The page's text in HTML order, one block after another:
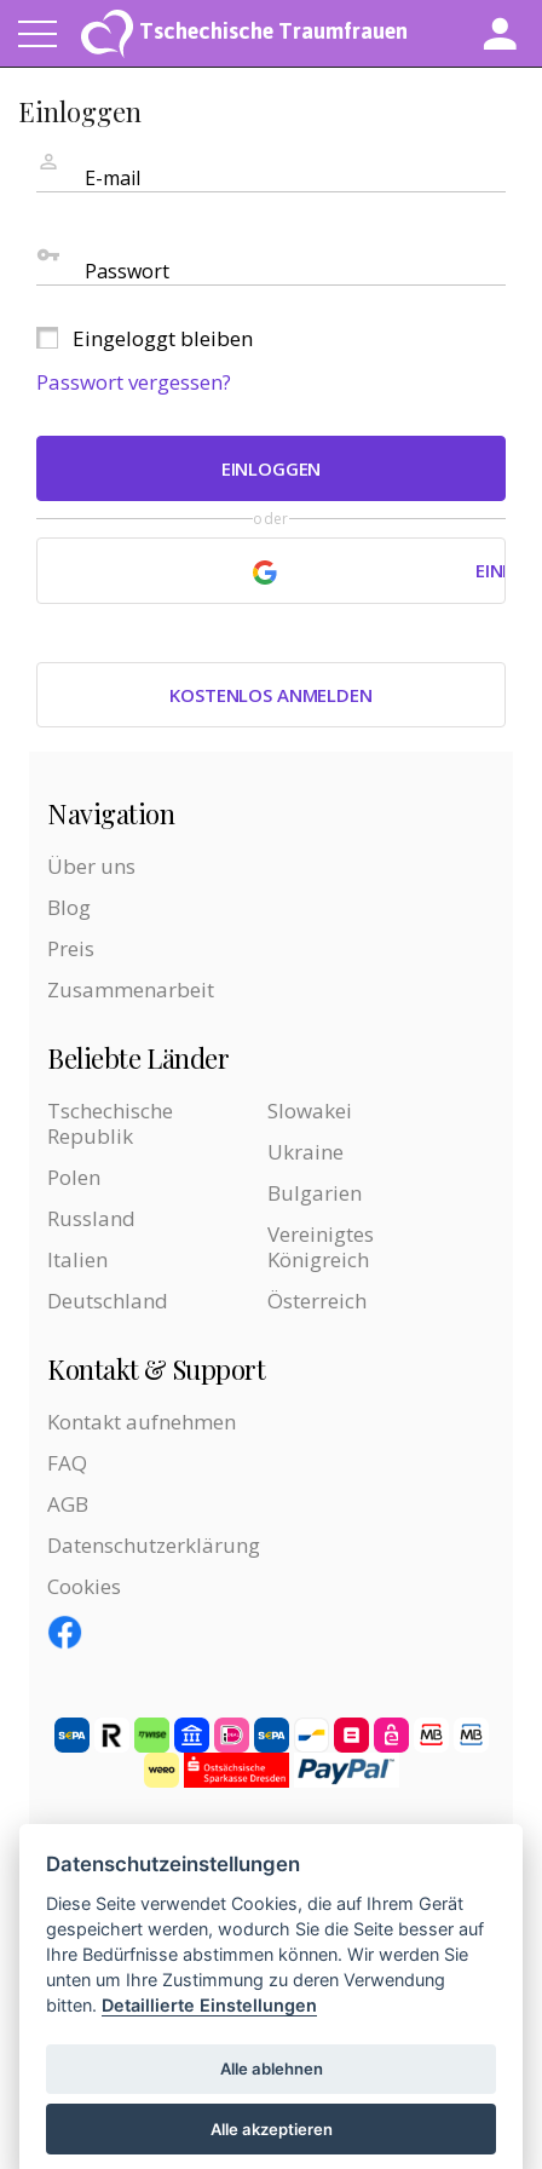
Tschechische Traumfrauen
Einloggen
E-mail
Passwort
Eingeloggt bleiben
Passwort vergessen?
EINLOGGEN
oder
KOSTENLOS ANMELDEN
Navigation
Über uns
Blog
Preis
Zusammenarbeit
Beliebte Länder
Tschechische
Republik
Polen
Russland
Italien
Deutschland
Slowakei
Ukraine
Bulgarien
Vereinigtes
Königreich
Österreich
Kontakt & Support
Kontakt aufnehmen
FAQ
AGB
Datenschutzerklärung
Cookies
©2004 -2026tschechische-traumfrauen.de.
Alle Rechte vorbehalten.
KOSTENLOS ANMELDEN
www.europska-zoznamka.sk
seznamka.cz|www.loveineurope.eu|
www.stavdum.cz
Datenschutzeinstellungen
Diese Seite verwendet Cookies, die auf Ihrem Gerät
gespeichert werden, wodurch Sie die Seite besser auf
Ihre Bedürfnisse abstimmen können. Wir werden Sie
unten um Ihre Zustimmung zu deren Verwendung
bitten. Detaillierte Einstellungen
Alle ablehnen
Alle akzeptieren